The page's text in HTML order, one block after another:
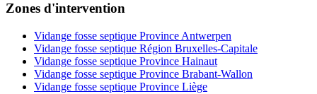
Zones d'intervention
Vidange fosse septique Province Antwerpen
Vidange fosse septique Région Bruxelles-Capitale
Vidange fosse septique Province Hainaut
Vidange fosse septique Province Brabant-Wallon
Vidange fosse septique Province Liège